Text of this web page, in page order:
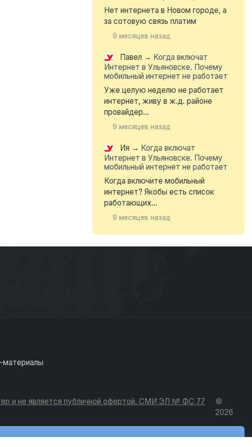
Нет интернета в Новом городе, а
за сотовую связь платим
9 месяцев назад
Павел → Когда включат
Интернет в Ульяновске. Почему
мобильный интернет не работает
Уже целую неделю не работает
интернет, живу в ж.д. районе
провайдер...
9 месяцев назад
Ия → Когда включат
Интернет в Ульяновске. Почему
мобильный интернет не работает
Когда включите мобильный
интернет? Якобы есть список
работающих...
9 месяцев назад
материалы
и не является публичной офертой. СМИ ЭЛ № ФС 77
©
2026